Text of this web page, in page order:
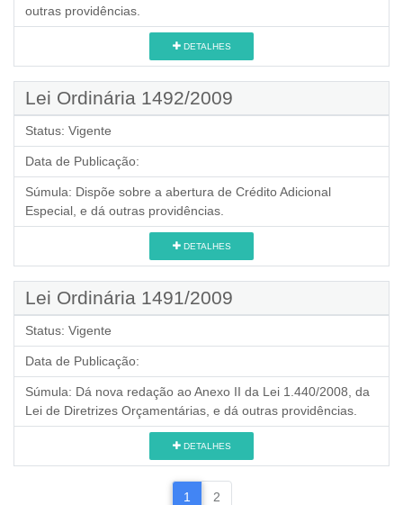
outras providências.
DETALHES
Lei Ordinária 1492/2009
Status: Vigente
Data de Publicação:
Súmula: Dispõe sobre a abertura de Crédito Adicional
Especial, e dá outras providências.
DETALHES
Lei Ordinária 1491/2009
Status: Vigente
Data de Publicação:
Súmula: Dá nova redação ao Anexo II da Lei 1.440/2008, da
Lei de Diretrizes Orçamentárias, e dá outras providências.
DETALHES
1 2